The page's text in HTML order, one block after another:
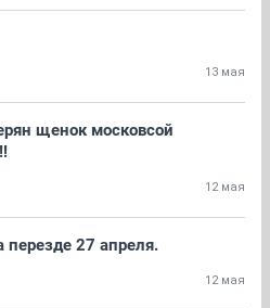
13 мая
щенок московсой
12 мая
перезде 27 апреля.
12 мая